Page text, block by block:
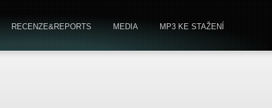
RECENZE&REPORTS MEDIA MP3 KE STAŽENÍ